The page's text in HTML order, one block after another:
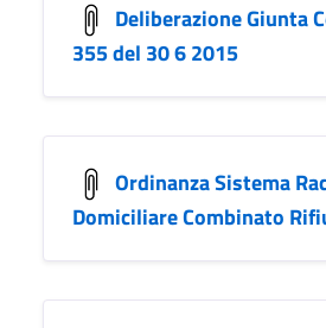
Deliberazione Giunta
355 del 30 6 2015
Ordinanza Sistema
Domiciliare Combinato